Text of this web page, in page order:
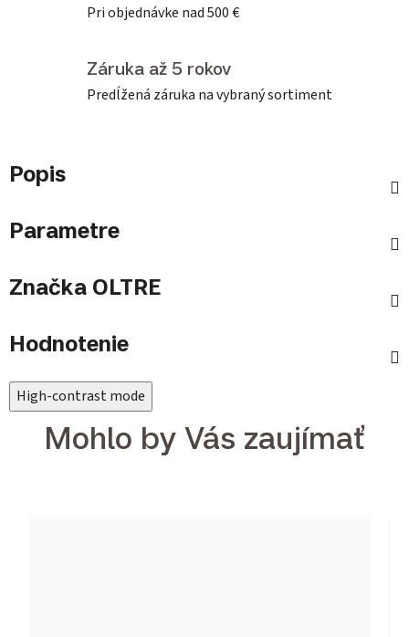
Pri objednávke nad 500 €
Záruka až 5 rokov
Predĺžená záruka na vybraný sortiment
Popis
Parametre
Značka OLTRE
Hodnotenie
High-contrast mode
Mohlo by Vás zaujímať